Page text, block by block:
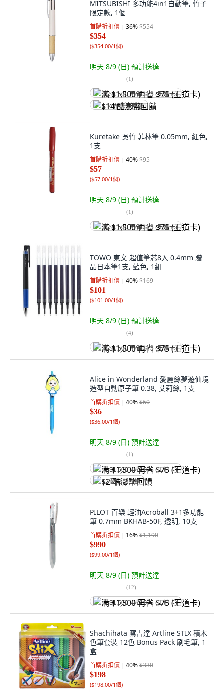
MITSUBISHI 多功能4in1自動筆, 竹子
限定款, 1個
首購折扣價 36%$554
$354
($354.00/1個)
明天 8/9 (日) 預計送達
(1)
满 $1,500 再省 $75 (王道卡)
$14 酷澎幣回饋
Kuretake 吳竹 菲林筆 0.05mm, 紅色,
1支
首購折扣價 40%$95
$57
($57.00/1個)
明天 8/9 (日) 預計送達
(1)
满 $1,500 再省 $75 (王道卡)
TOWO 東文 超值筆芯8入 0.4mm 贈
品日本筆1支, 藍色, 1組
首購折扣價 40%$169
$101
($101.00/1個)
明天 8/9 (日) 預計送達
(4)
满 $1,500 再省 $75 (王道卡)
Alice in Wonderland 愛麗絲夢遊仙境
造型自動原子筆 0.38, 艾莉絲, 1支
首購折扣價 40%$60
$36
($36.00/1個)
明天 8/9 (日) 預計送達
(1)
满 $1,500 再省 $75 (王道卡)
$2 酷澎幣回饋
PILOT 百樂 輕油Acroball 3+1多功能
筆 0.7mm BKHAB-50F, 透明, 10支
首購折扣價 16%$1,190
$990
($99.00/1個)
明天 8/9 (日) 預計送達
(12)
满 $1,500 再省 $75 (王道卡)
Shachihata 寫吉達 Artline STIX 積木
色筆套裝 12色 Bonus Pack 刷毛筆, 1
盒
首購折扣價 40%$330
$198
($198.00/1個)